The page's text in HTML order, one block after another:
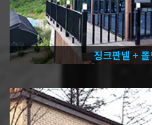
징크판넬 +